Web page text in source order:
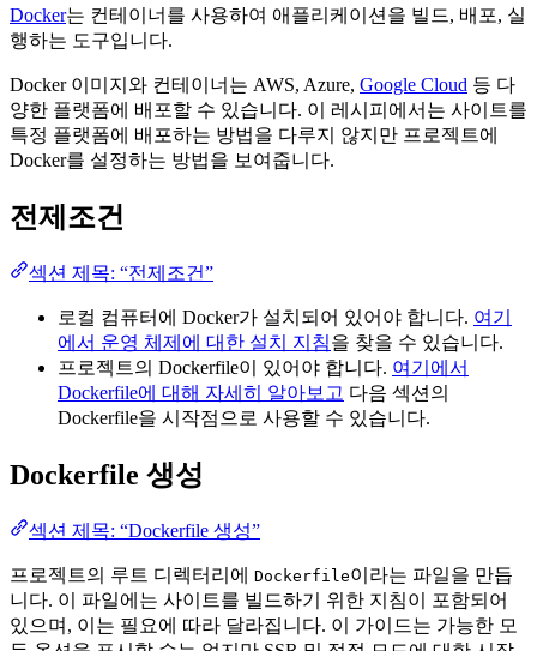
Docker는 컨테이너를 사용하여 애플리케이션을 빌드, 배포, 실
행하는 도구입니다.
Docker 이미지와 컨테이너는 AWS, Azure, Google Cloud 등 다
양한 플랫폼에 배포할 수 있습니다. 이 레시피에서는 사이트를
특정 플랫폼에 배포하는 방법을 다루지 않지만 프로젝트에
Docker를 설정하는 방법을 보여줍니다.
전제조건
섹션 제목: “전제조건”
로컬 컴퓨터에 Docker가 설치되어 있어야 합니다. 여기
에서 운영 체제에 대한 설치 지침을 찾을 수 있습니다.
프로젝트의 Dockerfile이 있어야 합니다. 여기에서
Dockerfile에 대해 자세히 알아보고 다음 섹션의
Dockerfile을 시작점으로 사용할 수 있습니다.
Dockerfile 생성
섹션 제목: “Dockerfile 생성”
프로젝트의 루트 디렉터리에 Dockerfile이라는 파일을 만듭
니다. 이 파일에는 사이트를 빌드하기 위한 지침이 포함되어
있으며, 이는 필요에 따라 달라집니다. 이 가이드는 가능한 모